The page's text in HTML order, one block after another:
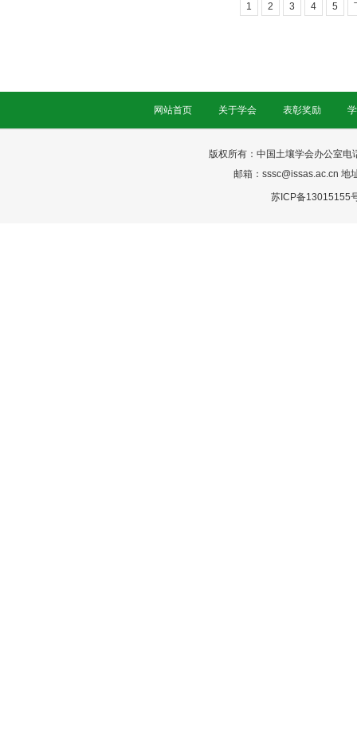
1 2 3 4 5
网站首页 关于学会 表彰奖励
版权所有：中国土壤学会办公室
邮箱：sssc@issas.ac.cn 地
苏ICP备13015155